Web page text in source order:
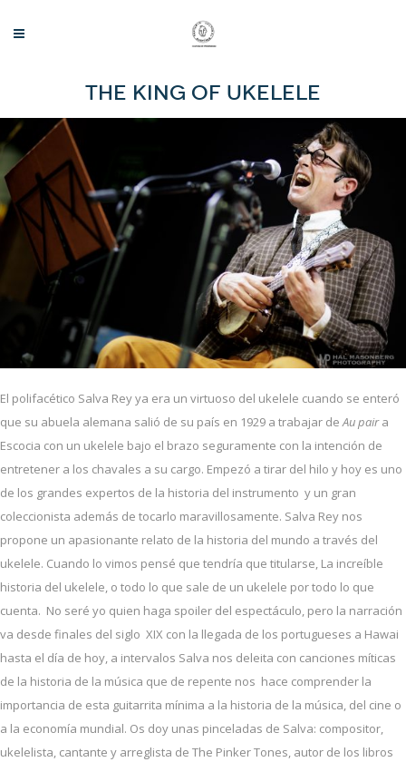
The King of Ukelele
El polifacético Salva Rey ya era un virtuoso del ukelele cuando se enteró
que su abuela alemana salió de su país en 1929 a trabajar deAu paira
Escocia con un ukelele bajo el brazo seguramente con la intención de
entretener a los chavales a su cargo. Empezó a tirar del hilo y hoy es uno
de los grandes expertos de la historia del instrumento y un gran
coleccionista además de tocarlo maravillosamente. Salva Rey nos
propone un apasionante relato de la historia del mundo a través del
ukelele. Cuando lo vimos pensé que tendría que titularse, La increíble
historia del ukelele, o todo lo que sale de un ukelele por todo lo que
cuenta. No seré yo quien haga spoiler del espectáculo, pero la narración
va desde finales del siglo XIX con la llegada de los portugueses a Hawai
hasta el día de hoy, a intervalos Salva nos deleita con canciones míticas
de la historia de la música que de repente nos hace comprender la
importancia de esta guitarrita mínima a la historia de la música, del cine o
a la economía mundial. Os doy unas pinceladas de Salva: compositor,
ukelelista, cantante y arreglista de The Pinker Tones, autor de los libros